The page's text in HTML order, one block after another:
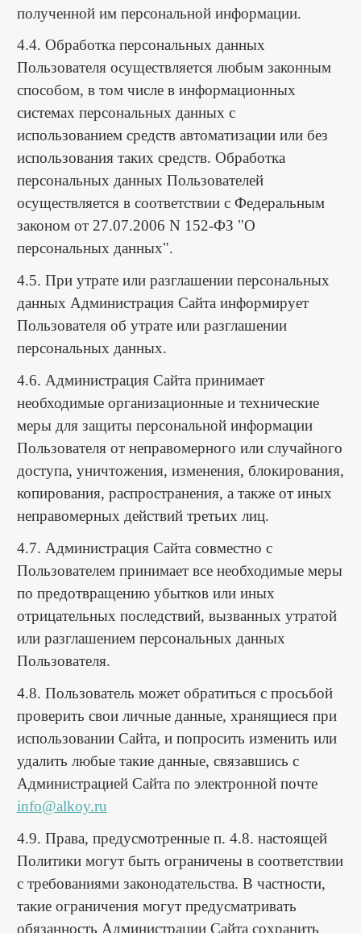
полученной им персональной информации.
4.4. Обработка персональных данных
Пользователя осуществляется любым законным
способом, в том числе в информационных
системах персональных данных с
использованием средств автоматизации или без
использования таких средств. Обработка
персональных данных Пользователей
осуществляется в соответствии с Федеральным
законом от 27.07.2006 N 152-ФЗ "О
персональных данных".
4.5. При утрате или разглашении персональных
данных Администрация Сайта информирует
Пользователя об утрате или разглашении
персональных данных.
4.6. Администрация Сайта принимает
необходимые организационные и технические
меры для защиты персональной информации
Пользователя от неправомерного или случайного
доступа, уничтожения, изменения, блокирования,
копирования, распространения, а также от иных
неправомерных действий третьих лиц.
4.7. Администрация Сайта совместно с
Пользователем принимает все необходимые меры
по предотвращению убытков или иных
отрицательных последствий, вызванных утратой
или разглашением персональных данных
Пользователя.
4.8. Пользователь может обратиться с просьбой
проверить свои личные данные, хранящиеся при
использовании Сайта, и попросить изменить или
удалить любые такие данные, связавшись с
Администрацией Сайта по электронной почте
info@alkoy.ru
4.9. Права, предусмотренные п. 4.8. настоящей
Политики могут быть ограничены в соответствии
с требованиями законодательства. В частности,
такие ограничения могут предусматривать
обязанность Администрации Сайта сохранить